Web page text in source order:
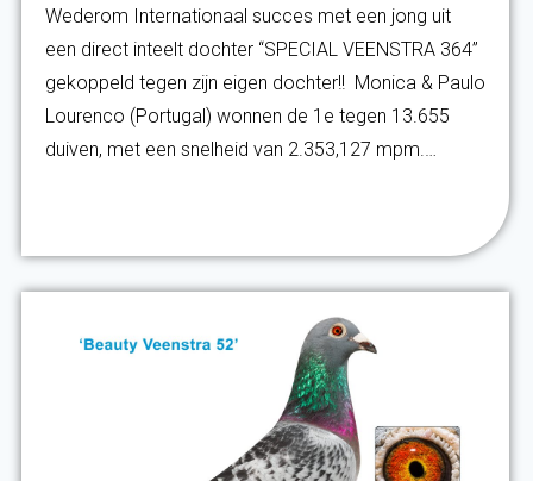
Wederom Internationaal succes met een jong uit
een direct inteelt dochter “SPECIAL VEENSTRA 364”
gekoppeld tegen zijn eigen dochter!! Monica & Paulo
Lourenco (Portugal) wonnen de 1e tegen 13.655
duiven, met een snelheid van 2.353,127 mpm.…